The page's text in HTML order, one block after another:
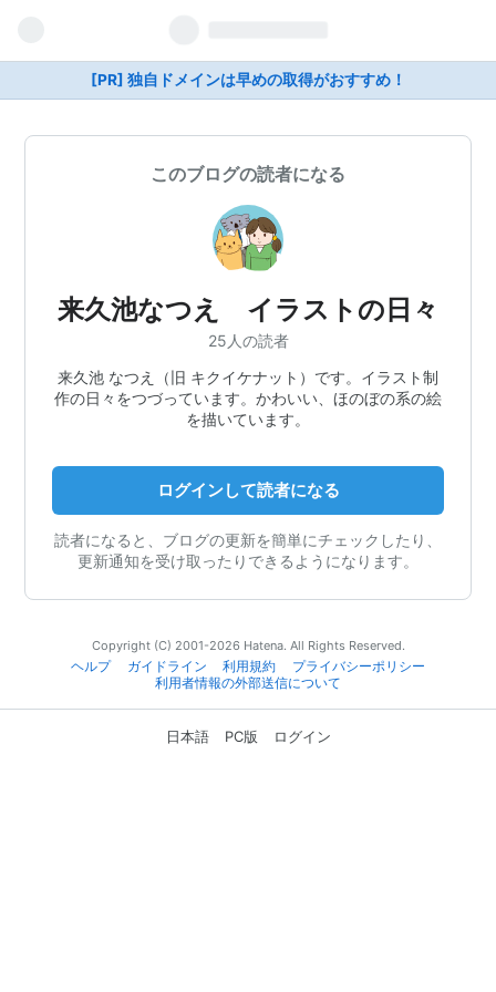
[PR] 独自ドメインは早めの取得がおすすめ！
このブログの読者になる
来久池なつえ イラストの日々
25人の読者
来久池 なつえ（旧 キクイケナット）です。イラスト制
作の日々をつづっています。かわいい、ほのぼの系の絵
を描いています。
ログインして読者になる
読者になると、ブログの更新を簡単にチェックしたり、
更新通知を受け取ったりできるようになります。
Copyright (C) 2001-2026 Hatena. All Rights Reserved.
ヘルプ
ガイドライン 利用規約
プライバシーポリシー
利用者情報の外部送信について
日本語 PC版 ログイン